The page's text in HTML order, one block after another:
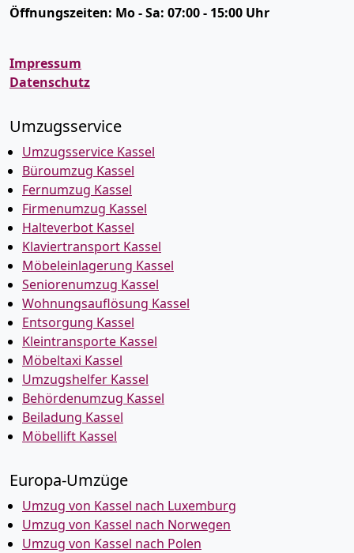
Öffnungszeiten: Mo - Sa: 07:00 - 15:00 Uhr
Impressum
Datenschutz
Umzugsservice
Umzugsservice Kassel
Büroumzug Kassel
Fernumzug Kassel
Firmenumzug Kassel
Halteverbot Kassel
Klaviertransport Kassel
Möbeleinlagerung Kassel
Seniorenumzug Kassel
Wohnungsauflösung Kassel
Entsorgung Kassel
Kleintransporte Kassel
Möbeltaxi Kassel
Umzugshelfer Kassel
Behördenumzug Kassel
Beiladung Kassel
Möbellift Kassel
Europa-Umzüge
Umzug von Kassel nach Luxemburg
Umzug von Kassel nach Norwegen
Umzug von Kassel nach Polen